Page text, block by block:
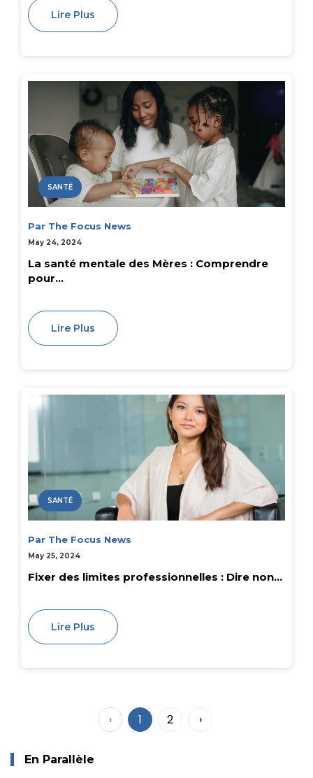
Lire Plus
SANTÉ
Par The Focus News
May 24, 2024
La santé mentale des Mères : Comprendre
pour...
Lire Plus
SANTÉ
Par The Focus News
May 25, 2024
Fixer des limites professionnelles : Dire non...
Lire Plus
‹ 1 2 ›
En Parallèle